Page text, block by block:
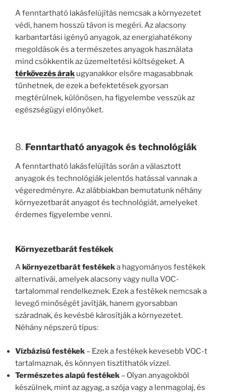
A fenntartható lakásfelújítás nemcsak a környezetet
védi, hanem hosszú távon is megéri. Az alacsony
karbantartási igényű anyagok, az energiahatékony
megoldások és a természetes anyagok használata
mind csökkentik az üzemeltetési költségeket. A
térkövezés árak ugyanakkor elsőre magasabbnak
tűnhetnek, de ezek a befektetések gyorsan
megtérülnek, különösen, ha figyelembe vesszük az
egészségügyi előnyöket.
8. Fenntartható anyagok és technológiák
A fenntartható lakásfelújítás során a választott
anyagok és technológiák jelentős hatással vannak a
végeredményre. Az alábbiakban bemutatunk néhány
környezetbarát anyagot és technológiát, amelyeket
érdemes figyelembe venni.
Környezetbarát festékek
A környezetbarát festékeka hagyományos festékek
alternatívái, amelyek alacsony vagy nulla VOC-
tartalommal rendelkeznek. Ezek a festékek nemcsak a
levegő minőségét javítják, hanem gyorsabban
száradnak, és kevésbé károsítják a környezetet.
Néhány népszerű típus:
Vízbázisú festékek – Ezek a festékek kevesebb VOC-t
tartalmaznak, és könnyen tisztíthatók vízzel.
Természetes alapú festékek – Olyan anyagokból
készülnek, mint az agyag, a szója vagy a lenmagolaj, és